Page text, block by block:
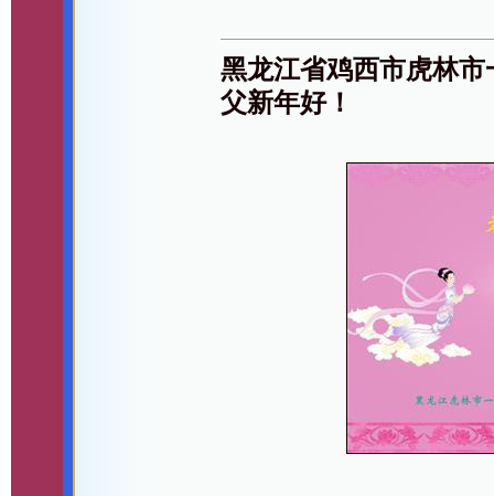
黑龙江省鸡西市虎林
父新年好！